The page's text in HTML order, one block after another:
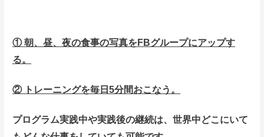
① 朝、昼、夜の食事の写真をFBグループにアップす
る。
② トレーニングを毎日5分間おこなう。
プログラム実践中や実践後の継続は、世界中どこにいて